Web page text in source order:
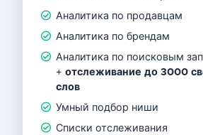
Аналитика по продавцам
Аналитика по брендам
Аналитика по поисковым
+отслеживание до 3000
слов
Умный подбор ниши
Списки отслеживания